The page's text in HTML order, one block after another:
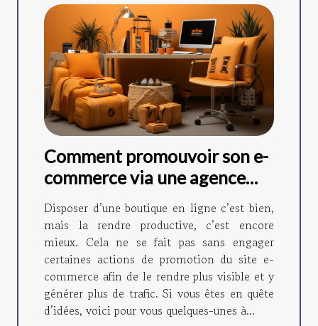
Comment promouvoir son e-
commerce via une agence
web SEO ?
Disposer d’une boutique en ligne c’est bien,
mais la rendre productive, c’est encore
mieux. Cela ne se fait pas sans engager
certaines actions de promotion du site e-
commerce afin de le rendre plus visible et y
générer plus de trafic. Si vous êtes en quête
d’idées, voici pour vous quelques-unes à...